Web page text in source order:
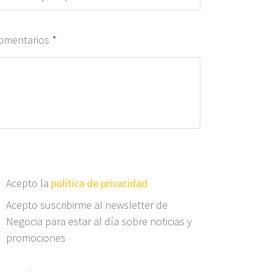
*
Acepto la política de privacidad
Acepto suscribirme al newsletter de
Negocia para estar al día sobre noticias y
promociones